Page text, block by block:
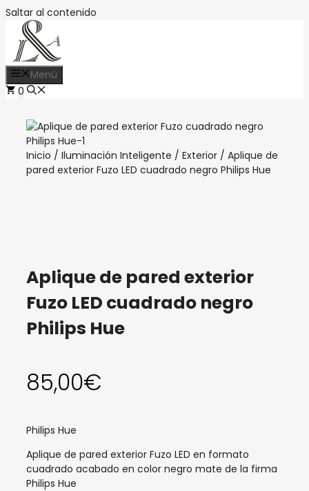
Saltar al contenido
Menú
0
Inicio / Iluminación Inteligente / Exterior / Aplique de
pared exterior Fuzo LED cuadrado negro Philips Hue
Aplique de pared exterior
Fuzo LED cuadrado negro
Philips Hue
85,00€
Philips Hue
Aplique de pared exterior Fuzo LED en formato
cuadrado acabado en color negro mate de la firma
Philips Hue